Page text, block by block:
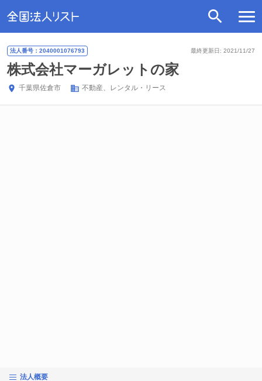
最終更新日: 2021/11/27
法人番号：2040001076793
株式会社マーガレットの家
千葉県佐倉市 不動産、レンタル・リース
法人概要